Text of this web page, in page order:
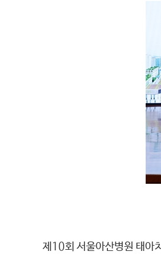
제10회 서울아산병원 태아